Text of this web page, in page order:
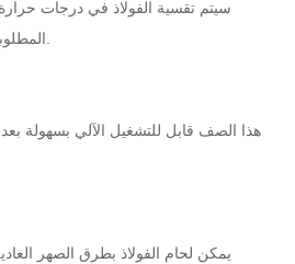
سيتم تقسية الفولاذ في درجات حرارة
هذا الصف قابل للتشغيل الآلي بسهولة
يمكن لحام الفولاذ بطرق الصهر